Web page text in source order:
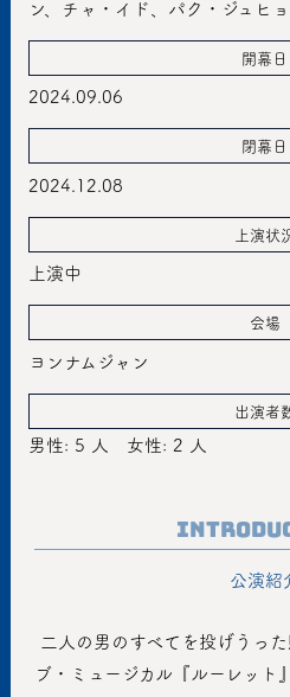
ン、チャ・イド、パク・ジュヒ
開幕日
2024.09.06
閉幕日
2024.12.08
上演状
上演中
会場
ヨンナムジャン
出演者
男性: 5 人 女性: 2 人
公演紹
ブ・ミュージカル『ルーレット』